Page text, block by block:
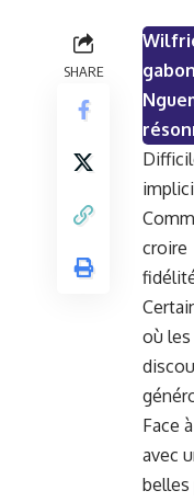
SHARE
où les
Face
avec
belles